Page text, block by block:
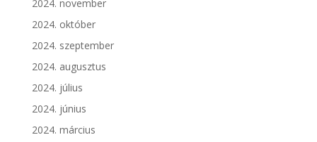
2024. november
2024. október
2024. szeptember
2024. augusztus
2024. július
2024. június
2024. március